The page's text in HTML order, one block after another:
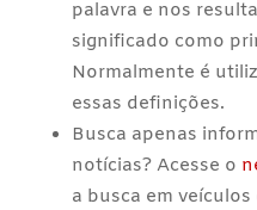
palavra e nos
significado como
Normalmente é
essas definições.
Busca apenas
notícias? Acesse o
a busca em